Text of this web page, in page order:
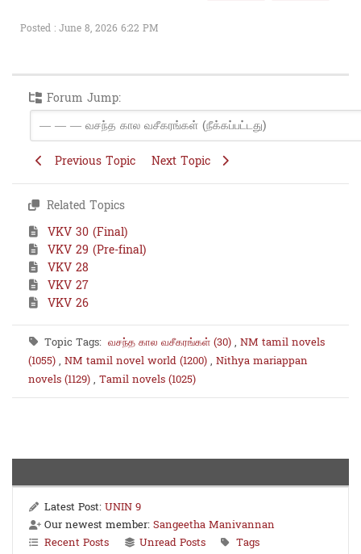
Posted : June 8, 2026 6:22 PM
Forum Jump:
Previous Topic Next Topic
Related Topics
VKV 30 (Final)
VKV 29 (Pre-final)
VKV 28
VKV 27
VKV 26
Topic Tags:வசந்த கால வசீகரங்கள் (30), NM tamil novels
(1055), NM tamil novel world (1200), Nithya mariappan
novels (1129), Tamil novels (1025)
Latest Post:UNIN 9
Our newest member:Sangeetha Manivannan
Recent Posts
Unread Posts Tags